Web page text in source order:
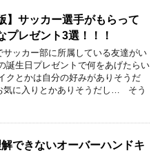
】サッカー選手がもらって
プレゼント3選！！！
サッカー部に所属している友達がい
誕生日プレゼントで何をあげたらい
クとかは自分の好みがありそうだ
気に入りとかありそうだし… そう
できないオーバーハンドキ